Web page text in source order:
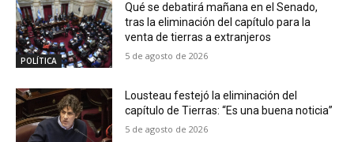
POLÍTICA
Qué se debatirá mañana en el Senado,
tras la eliminación del capítulo para la
venta de tierras a extranjeros
5 de agosto de 2026
Lousteau festejó la eliminación del
capítulo de Tierras: “Es una buena noticia”
5 de agosto de 2026